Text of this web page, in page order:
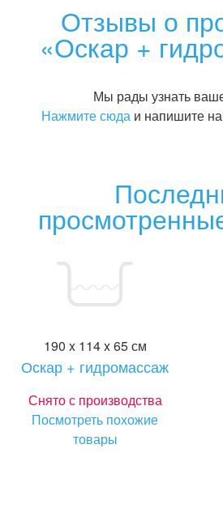
Отзывы о
«Оскар +
Мы рады узнать
Нажмите сюда и напишите
190 x 114 x 65 см
Оскар + гидромассаж
Снято с производства
Посмотреть похожие
товары